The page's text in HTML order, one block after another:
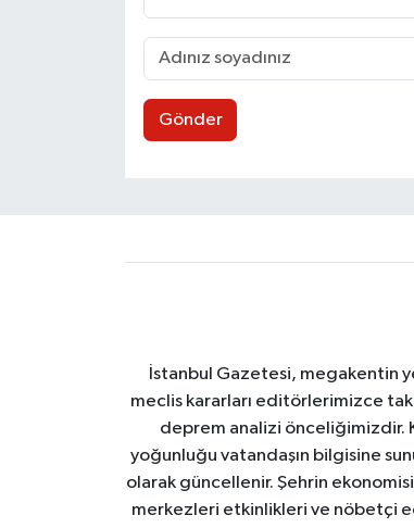
Gönder
İstanbul Gazetesi, megakentin
meclis kararları editörlerimizce
deprem analizi önceliğimizdir.
yoğunluğu vatandaşın bilgisine
olarak güncellenir. Şehrin
merkezleri etkinlikleri ve nöbetçi